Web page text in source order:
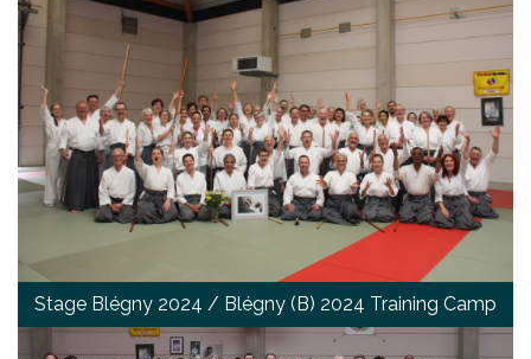
Stage Blégny 2024 / Blégny (B) 2024 Training Camp